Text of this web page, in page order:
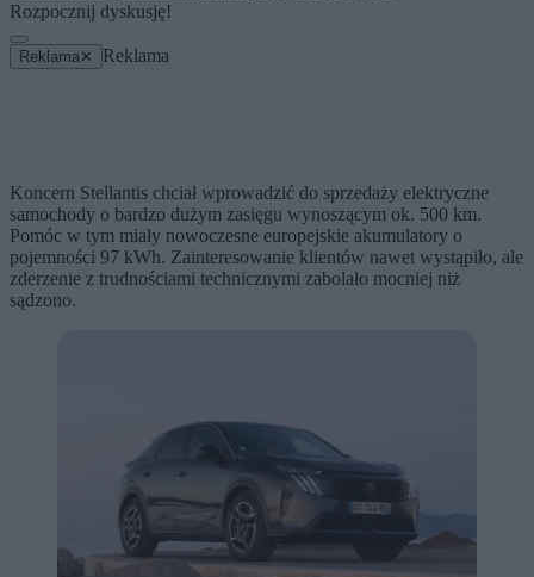
Rozpocznij dyskusję!
Reklama ✕ Reklama
Koncern Stellantis chciał wprowadzić do sprzedaży elektryczne
samochody o bardzo dużym zasięgu wynoszącym ok. 500 km.
Pomóc w tym miały nowoczesne europejskie akumulatory o
pojemności 97 kWh. Zainteresowanie klientów nawet wystąpiło, ale
zderzenie z trudnościami technicznymi zabolało mocniej niż
sądzono.